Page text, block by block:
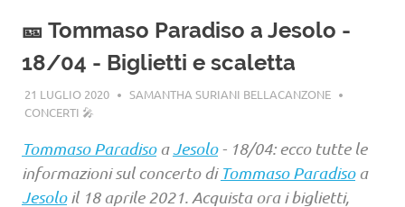
🎫 Tommaso Paradiso a Jesolo -
18/04 - Biglietti e scaletta
21 LUGLIO 2020
SAMANTHA SURIANI BELLACANZONE
CONCERTI 🎤
Tommaso ParadisoaJesolo- 18/04: ecco tutte le
informazioni sul concerto di Tommaso Paradisoa
Jesoloil 18 aprile 2021. Acquista ora i biglietti,